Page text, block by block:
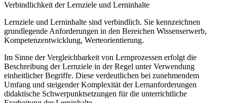
Verbindlichkeit der Lernziele und Lerninhalte
Lernziele und Lerninhalte sind verbindlich. Sie kennzeichnen
grundlegende Anforderungen in den Bereichen Wissenserwerb,
Kompetenzentwicklung, Werteorientierung.
Im Sinne der Vergleichbarkeit von Lernprozessen erfolgt die
Beschreibung der Lernziele in der Regel unter Verwendung
einheitlicher Begriffe. Diese verdeutlichen bei zunehmendem
Umfang und steigender Komplexität der Lernanforderungen
didaktische Schwerpunktsetzungen für die unterrichtliche